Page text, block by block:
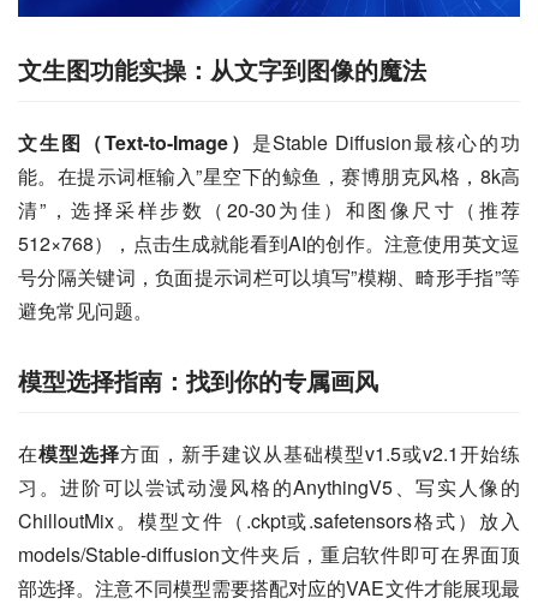
文生图功能实操：从文字到图像的魔法
文生图（Text-to-Image） 是Stable Diffusion最核心的功
能。在提示词框输入”星空下的鲸鱼，赛博朋克风格，8k高
清”，选择采样步数（20-30为佳）和图像尺寸（推荐
512×768），点击生成就能看到AI的创作。注意使用英文逗
号分隔关键词，负面提示词栏可以填写”模糊、畸形手指”等
避免常见问题。
模型选择指南：找到你的专属画风
在模型选择方面，新手建议从基础模型v1.5或v2.1开始练
习。进阶可以尝试动漫风格的AnythingV5、写实人像的
ChilloutMix。模型文件（.ckpt或.safetensors格式）放入
models/Stable-diffusion文件夹后，重启软件即可在界面顶
部选择。注意不同模型需要搭配对应的VAE文件才能展现最